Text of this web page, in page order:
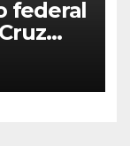
federal